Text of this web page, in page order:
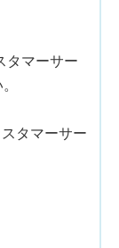
タマーサー
タマーサー